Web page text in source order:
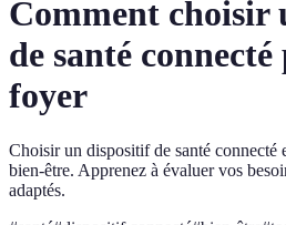
Comment choisir
de santé
foyer
Choisir un dispositif de santé connecté
bien-être. Apprenez à évaluer vos
adaptés.